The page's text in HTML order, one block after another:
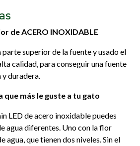
de ACERO INOXIDABLE
superior de la fuente y usado el
calidad, para conseguir una fuente
y duradera.
que más le guste a tu gato
LED de acero inoxidable puedes
agua diferentes. Uno con la flor
agua, que tienen dos niveles. Sin el